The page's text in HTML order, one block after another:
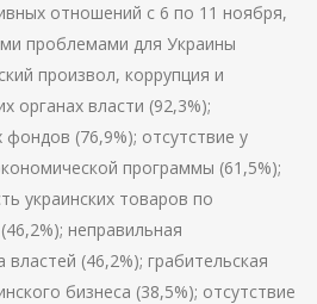
отношений с 6 по 11 ноября,
проблемами для Украины
произвол, коррупция и
органах власти (92,3%);
(76,9%); отсутствие у
программы (61,5%);
украинских товаров по
неправильная
(46,2%); грабительская
бизнеса (38,5%); отсутствие